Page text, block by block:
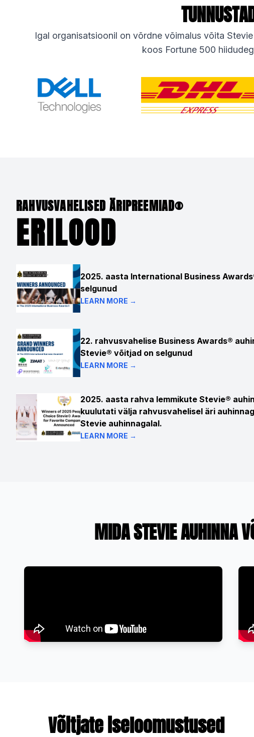
Igal organisatsioonil on võrdne võimalus võita
koos Fortune 500
RAHVUSVAHELISED ÄRIPREEMIAD®
ERILOOD
2025. aasta International Business
selgunud
LEARN MORE →
22. rahvusvahelise Business Awards®
Stevie® võitjad on selgunud
LEARN MORE →
2025. aasta rahva lemmikute Stevie®
kuulutati välja rahvusvahelisel äri
Stevie auhinnagalal.
LEARN MORE →
MIDA STEVIE AUHINNA
Võitjate iseloomustused